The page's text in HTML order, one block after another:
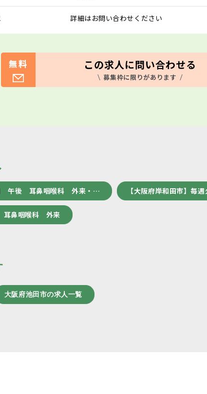
詳細はお問い合わせください
無料 この求人に問い合わせる
募集枠に限りがあります
午後 耳鼻咽喉科 外来・… 【大阪府岸和田市】
耳鼻咽喉科 外来
大阪府池田市の求人一覧